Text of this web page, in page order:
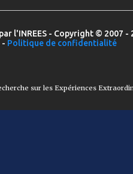
l'INREES - Copyright © 2007
- Politique de confidentialité
sur les Expériences